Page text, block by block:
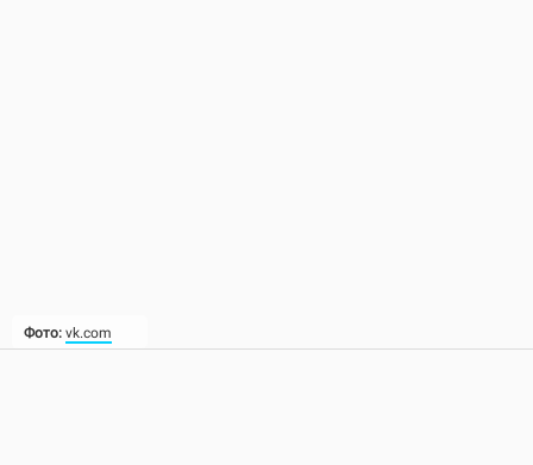
Фото: vk.com